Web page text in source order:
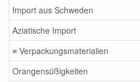
Import aus Schweden
Aziatische Import
≡ Verpackungsmaterialien
Orangensüßigkeiten